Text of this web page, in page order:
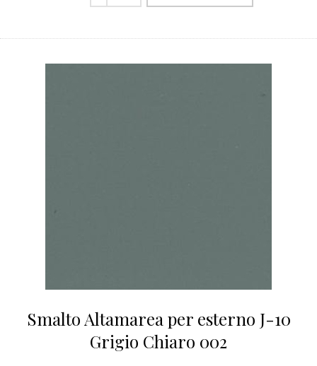
Smalto Altamarea per esterno J-10
Grigio Chiaro 002